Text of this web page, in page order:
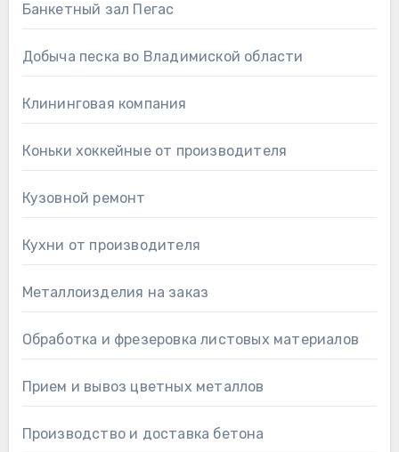
Банкетный зал Пегас
Добыча песка во Владимиской области
Клининговая компания
Коньки хоккейные от производителя
Кузовной ремонт
Кухни от производителя
Металлоизделия на заказ
Обработка и фрезеровка листовых материалов
Прием и вывоз цветных металлов
Производство и доставка бетона